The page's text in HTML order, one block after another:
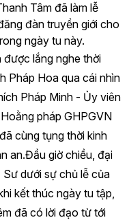
Tâm đã làm lễ
đàn truyền giới cho
ngày tu này.
được lắng nghe thời
Pháp Hoa qua cái nhìn
Pháp Minh - Ủy viên
pháp GHPGVN
cùng tụng thời kinh
an.Đầu giờ chiều, đại
dưới sự chủ lễ của
kết thúc ngày tu tập,
đã có lời đạo từ tới